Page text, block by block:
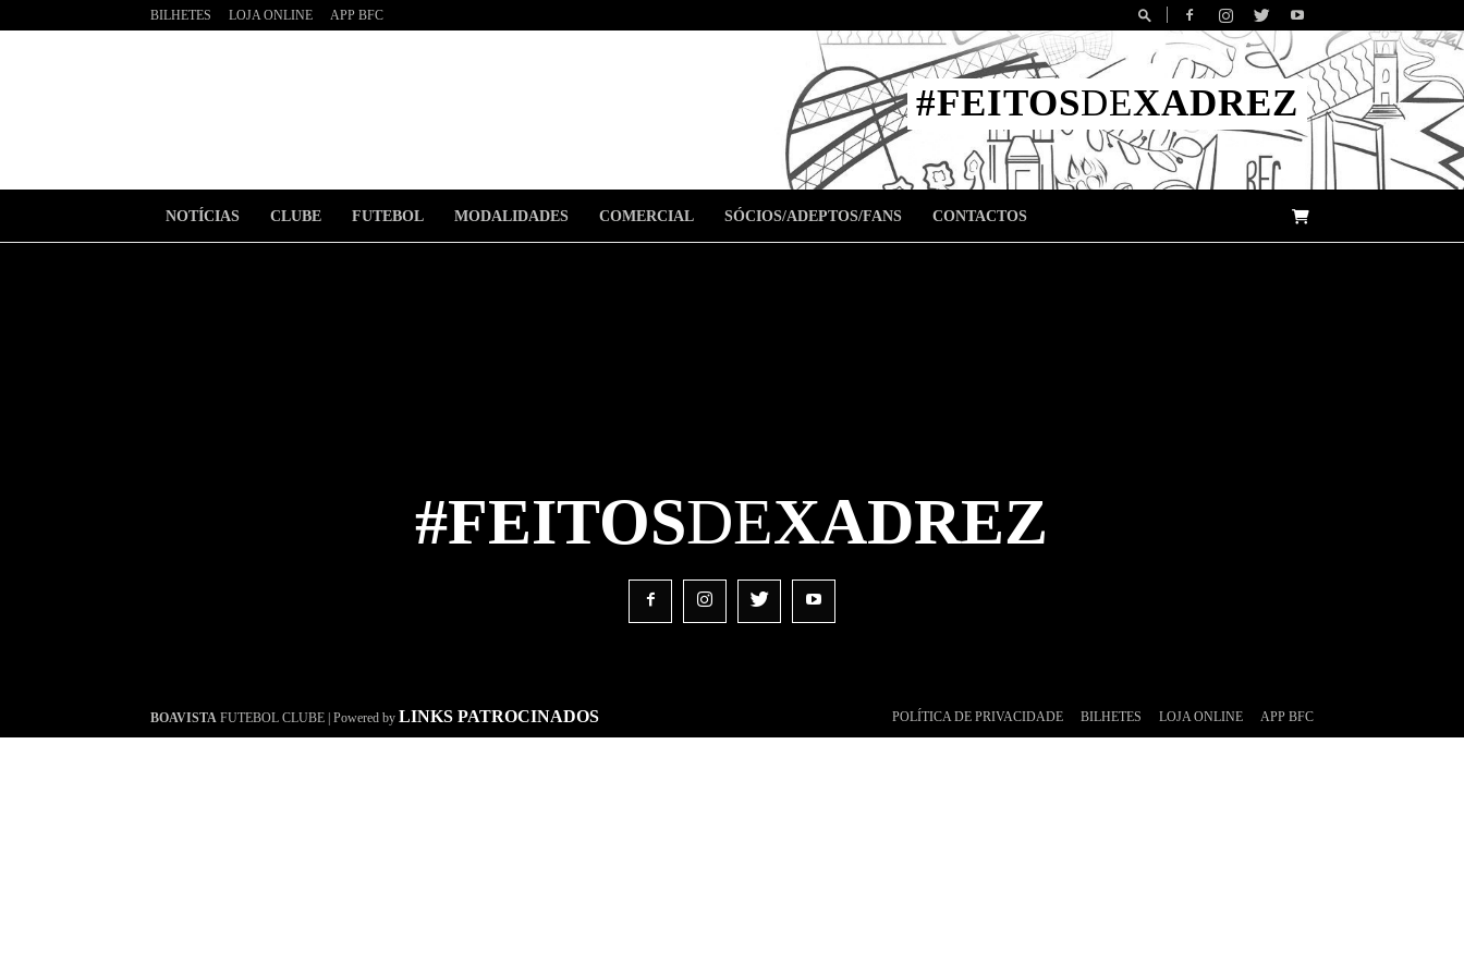
BILHETES LOJA ONLINE APP BFC
#FEITOSDEXADREZ
NOTÍCIAS CLUBE FUTEBOL MODALIDADES COMERCIAL SÓCIOS/ADEPTOS/FANS CONTACTOS
#FEITOSDEXADREZ
POLÍTICA DE PRIVACIDADE BILHETES LOJA ONLINE APP BFC
BOAVISTA FUTEBOL CLUBE | Powered by LINKS PATROCINADOS